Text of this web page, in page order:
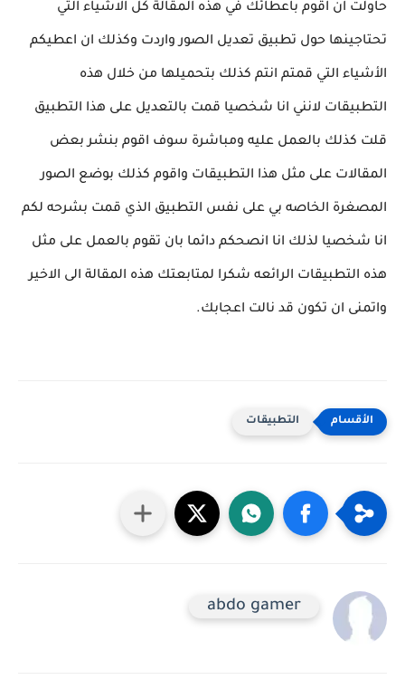
حاولت ان اقوم باعطائك في هذه المقالة كل الاشياء التي
تحتاجينها حول تطبيق تعديل الصور واردت وكذلك ان اعطيكم
الأشياء التي قمتم انتم كذلك بتحميلها من خلال هذه
التطبيقات لانني انا شخصيا قمت بالتعديل على هذا التطبيق
قلت كذلك بالعمل عليه ومباشرة سوف اقوم بنشر بعض
المقالات على مثل هذا التطبيقات واقوم كذلك بوضع الصور
المصغرة الخاصه بي على نفس التطبيق الذي قمت بشرحه لكم
انا شخصيا لذلك انا انصحكم دائما بان تقوم بالعمل على مثل
هذه التطبيقات الرائعه شكرا لمتابعتك هذه المقالة الى الاخير
واتمنى ان تكون قد نالت اعجابك.
التطبيقات
abdo gamer